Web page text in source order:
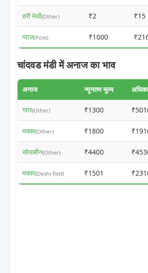
हरी मेथी(Other) ₹2 ₹15
प्याज(Pole) ₹1000
चांदवड मंडी में अनाज का भाव
अनाज न्यूनतम मूल्य
ग्वार(Other) ₹1300
मक्का(Other) ₹1800
सोयाबीन(Other) ₹4400
मक्का(Deshi Red) ₹1501